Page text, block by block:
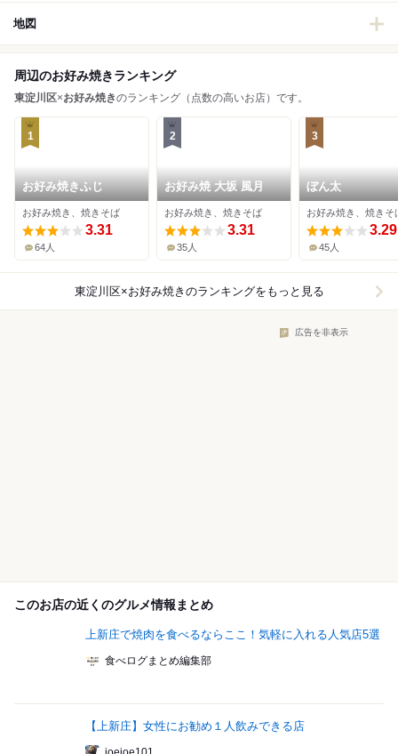
地図
周辺のお好み焼きランキング
東淀川区×お好み焼きのランキング（点数の高いお店）です。
1
お好み焼きふじ
お好み焼き、焼きそば
3.31
64人
2
お好み焼 大坂 風月
お好み焼き、焼きそば
3.31
35人
3
ぼん太
お好み焼き、焼きそ
3.29
45人
東淀川区×お好み焼き のランキングをもっと見る
広告を非表示
このお店の近くのグルメ情報まとめ
上新庄で焼肉を食べるならここ！気軽に入れる人気店5選
食べログまとめ編集部
【上新庄】女性にお勧め１人飲みできる店